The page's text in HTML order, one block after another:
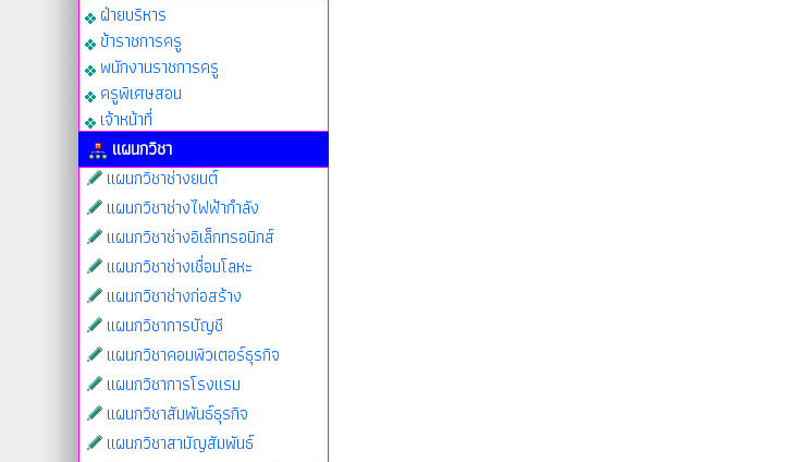
ฝ่ายบริหาร
ข้าราชการครู
พนักงานราชการครู
ครูพิเศษสอน
เจ้าหน้าที่
แผนกวิชา
แผนกวิชาช่างยนต์
แผนกวิชาช่างไฟฟ้ากำลัง
แผนกวิชาช่างอิเล็กทรอนิกส์
แผนกวิชาช่างเชื่อมโลหะ
แผนกวิชาช่างก่อสร้าง
แผนกวิชาการบัญชี
แผนกวิชาคอมพิวเตอร์ธุรกิจ
แผนกวิชาการโรงแรม
แผนกวิชาสัมพันธ์ธุรกิจ
แผนกวิชาสามัญสัมพันธ์